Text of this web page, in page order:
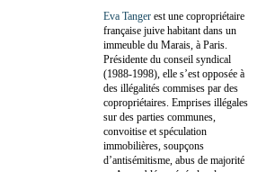
Eva Tanger est une copropriétaire
française juive habitant dans un
immeuble du Marais, à Paris.
Présidente du conseil syndical
(1988-1998), elle s’est opposée à
des illégalités commises par des
copropriétaires. Emprises illégales
sur des parties communes,
convoitise et spéculation
immobilières, soupçons
d’antisémitisme, abus de majorité